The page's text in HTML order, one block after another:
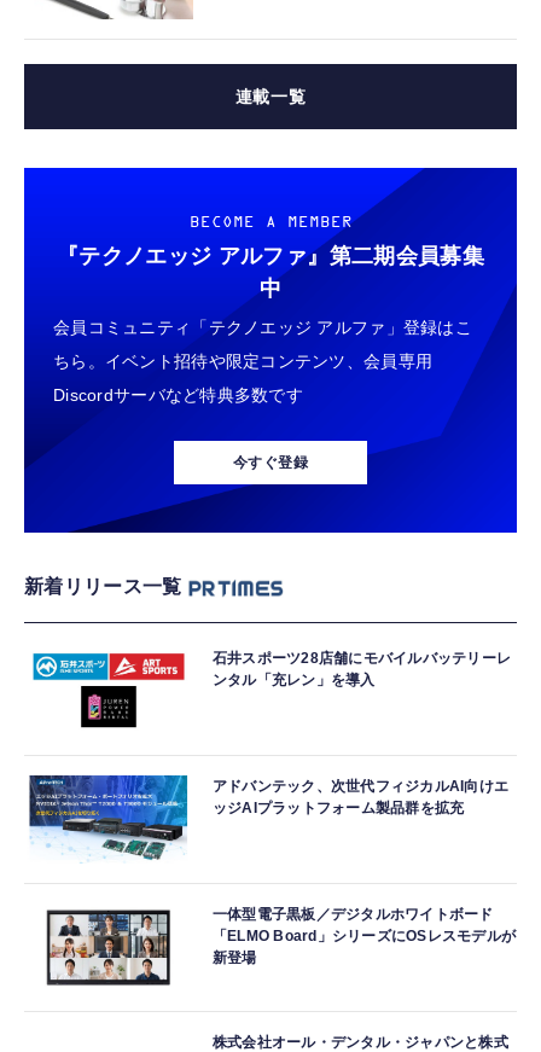
連載一覧
BECOME A MEMBER
『テクノエッジ アルファ』 第二期会員募集
中
会員コミュニティ「テクノエッジ アルファ」登録はこ
ちら。イベント招待や限定コンテンツ、会員専用
Discordサーバなど特典多数です
今すぐ登録
新着リリース一覧
石井スポーツ28店舗にモバイルバッテリーレ
ンタル「充レン」を導入
アドバンテック、次世代フィジカルAI向けエ
ッジAIプラットフォーム製品群を拡充
一体型電子黒板／デジタルホワイトボード
「ELMO Board」シリーズにOSレスモデルが
新登場
株式会社オール・デンタル・ジャパンと株式